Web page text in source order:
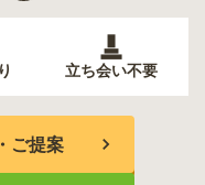
立ち会い不要
ご提案